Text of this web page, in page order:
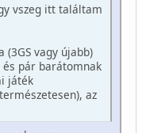
vszeg itt találtam
(3GS vagy újabb)
és pár barátomnak
játék
az